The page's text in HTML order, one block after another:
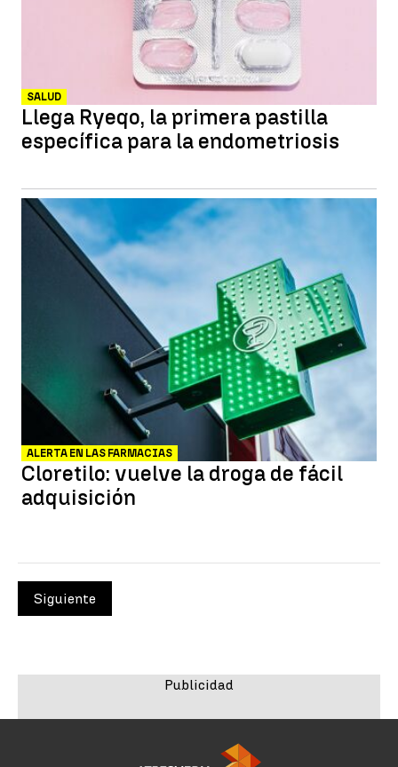
SALUD
Llega Ryeqo, la primera pastilla
específica para la endometriosis
ALERTA EN LAS FARMACIAS
Cloretilo: vuelve la droga de fácil
adquisición
Siguiente